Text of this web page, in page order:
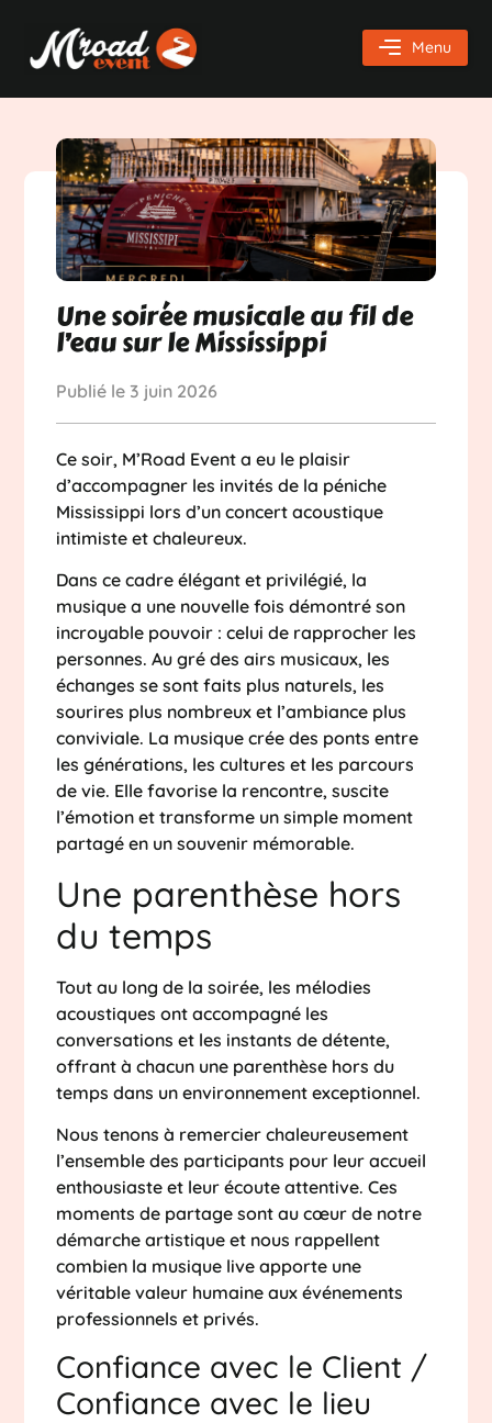
Menu
Une soirée musicale au fil de
l’eau sur le Mississippi
Publié le 3 juin 2026
Ce soir, M’Road Event a eu le plaisir
d’accompagner les invités de la péniche
Mississippi lors d’un concert acoustique
intimiste et chaleureux.
Dans ce cadre élégant et privilégié, la
musique a une nouvelle fois démontré son
incroyable pouvoir : celui de rapprocher les
personnes. Au gré des airs musicaux, les
échanges se sont faits plus naturels, les
sourires plus nombreux et l’ambiance plus
conviviale. La musique crée des ponts entre
les générations, les cultures et les parcours
de vie. Elle favorise la rencontre, suscite
l’émotion et transforme un simple moment
partagé en un souvenir mémorable.
Une parenthèse hors
du temps
Tout au long de la soirée, les mélodies
acoustiques ont accompagné les
conversations et les instants de détente,
offrant à chacun une parenthèse hors du
temps dans un environnement exceptionnel.
Nous tenons à remercier chaleureusement
l’ensemble des participants pour leur accueil
enthousiaste et leur écoute attentive. Ces
moments de partage sont au cœur de notre
démarche artistique et nous rappellent
combien la musique live apporte une
véritable valeur humaine aux événements
professionnels et privés.
Confiance avec le Client /
Confiance avec le lieu